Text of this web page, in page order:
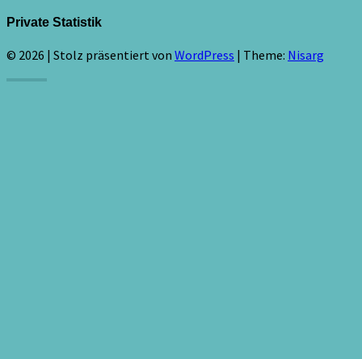
Private Statistik
© 2026 | Stolz präsentiert von WordPress | Theme: Nisarg